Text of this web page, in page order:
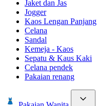
Jaket dan Jas
Jogger
Kaos Lengan Panjang
Celana
Sandal
Kemeja - Kaos
Sepatu & Kaus Kaki
Celana pendek
Pakaian renang